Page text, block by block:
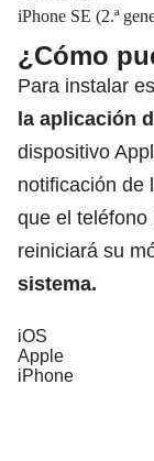
iPhone SE (2.ª
¿Cómo
Para instalar
la aplicación
dispositivo
notificación de
que el teléfono
reiniciará su
sistema.
iOS
Apple
iPhone